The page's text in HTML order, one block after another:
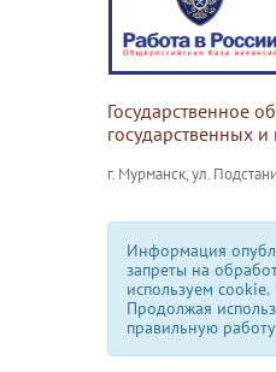
Государственное
государственных
г. Мурманск, ул.
Информация
запреты на
используем сookie.
Продолжая
правильную